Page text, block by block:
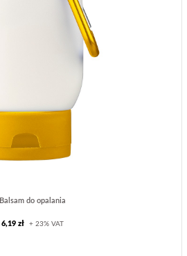
Balsam do opalania
6,19 zł + 23% VAT